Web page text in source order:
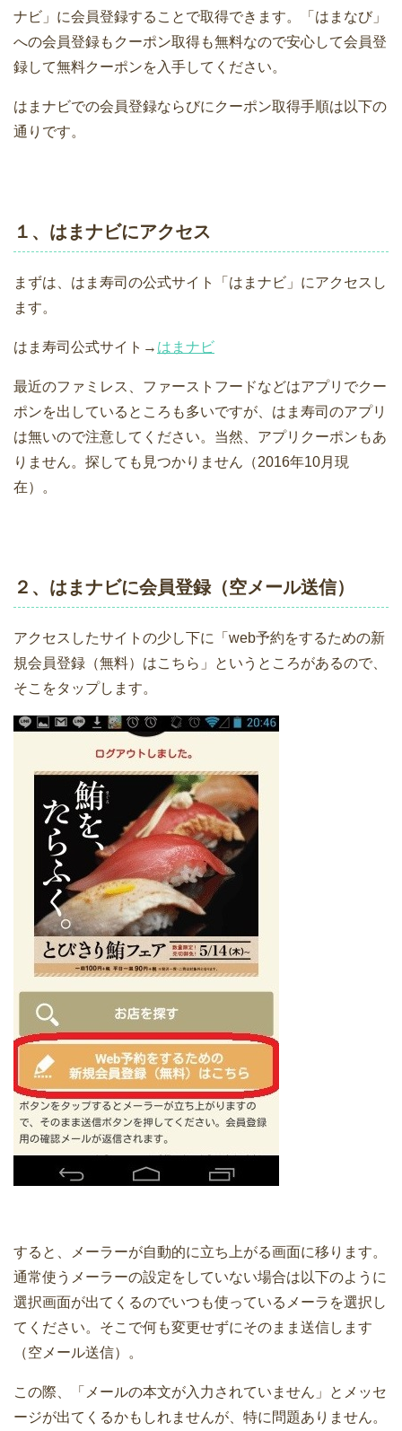
ナビ」に会員登録することで取得できます。「はまなび」
への会員登録もクーポン取得も無料なので安心して会員登
録して無料クーポンを入手してください。
はまナビでの会員登録ならびにクーポン取得手順は以下の
通りです。
１、はまナビにアクセス
まずは、はま寿司の公式サイト「はまナビ」にアクセスし
ます。
はま寿司公式サイト→ はまナビ
最近のファミレス、ファーストフードなどはアプリでクー
ポンを出しているところも多いですが、はま寿司のアプリ
は無いので注意してください。当然、アプリクーポンもあ
りません。探しても見つかりません（2016年10月現
在）。
２、はまナビに会員登録（空メール送信）
アクセスしたサイトの少し下に「web予約をするための新
規会員登録（無料）はこちら」というところがあるので、
そこをタップします。
すると、メーラーが自動的に立ち上がる画面に移ります。
通常使うメーラーの設定をしていない場合は以下のように
選択画面が出てくるのでいつも使っているメーラを選択し
てください。そこで何も変更せずにそのまま送信します
（空メール送信）。
この際、「メールの本文が入力されていません」とメッセ
ージが出てくるかもしれませんが、特に問題ありません。